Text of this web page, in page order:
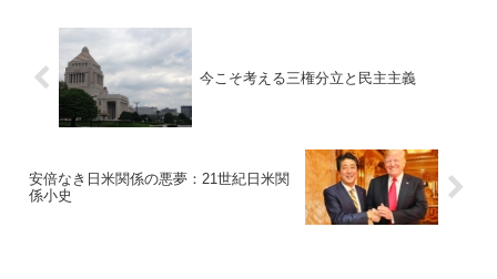
今こそ考える三権分立と民主主義
安倍なき日米関係の悪夢：21世紀日米関
係小史